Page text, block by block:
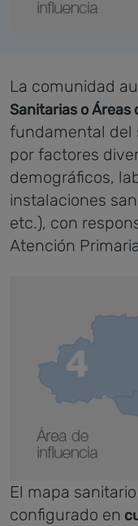
La comunidad
Sanitarias o Áreas
fundamental del
por factores
demográficos,
instalaciones
etc.), con
Atención
El mapa
configurado en